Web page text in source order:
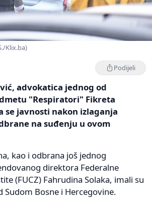
Klix.ba)
Podijeli
advokatica jednog od
"Respiratori" Fikreta
se javnosti nakon izlaganja
na suđenju u ovom
kao i odbrana još jednog
direktora Federalne
(FUCZ) Fahrudina Solaka, imali su
Sudom Bosne i Hercegovine.